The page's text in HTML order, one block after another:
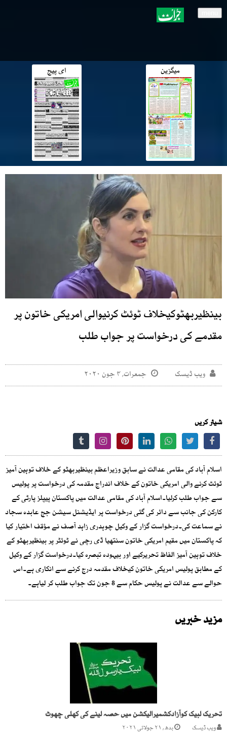
میگزین ای پیج
بینظیربھٹوکیخلاف ٹوئٹ کرنیوالی امریکی خاتون پر
مقدمے کی درخواست پر جواب طلب
ویب ڈیسک جمعرات, ۴ جون ۲۰۲۰
شیئر کریں
اسلام آباد کی مقامی عدالت نے سابق وزیراعظم بینظیربھٹو کے خلاف توہین آمیز
ٹوئٹ کرنے والی امریکی خاتون کے خلاف اندراج مقدمہ کی درخواست پر پولیس
سے جواب طلب کرلیا۔اسلام آباد کی مقامی عدالت میں پاکستان پیپلز پارٹی کے
کارکن کی جانب سے دائر کی گئی درخواست پر ایڈیشنل سیشن جج عابدہ سجاد
نے سماعت کی۔درخواست گزار کے وکیل چوہدری زاہد آصف نے مؤقف اختیار کیا
کہ پاکستان میں مقیم امریکی خاتون سنتھیا ڈی رچی نے ٹوئٹر پر بینظیربھٹو کے
خلاف توہین آمیز الفاظ تحریرکیے اور بیہودہ تبصرہ کیا۔درخواست گزار کے وکیل
کے مطابق پولیس امریکی خاتون کیخلاف مقدمہ درج کرنے سے انکاری ہے۔اس
حوالے سے عدالت نے پولیس حکام سے 8 جون تک جواب طلب کر لیاہے۔
مزید خبریں
تحریک لبیک کوآزادکشمیرالیکشن میں حصہ لینے کی کھلی چھوٹ
ویب ڈیسک بدھ, ۲۱ جولائی ۲۰۲۱